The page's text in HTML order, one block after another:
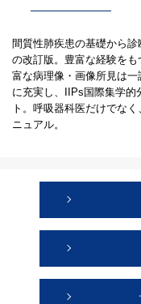
間質性肺疾患の基礎から
の改訂版。豊富な経験を
富な病理像・画像所見は
に充実し、IIPs国際集学的
ト。呼吸器科医だけでな
ニュアル。